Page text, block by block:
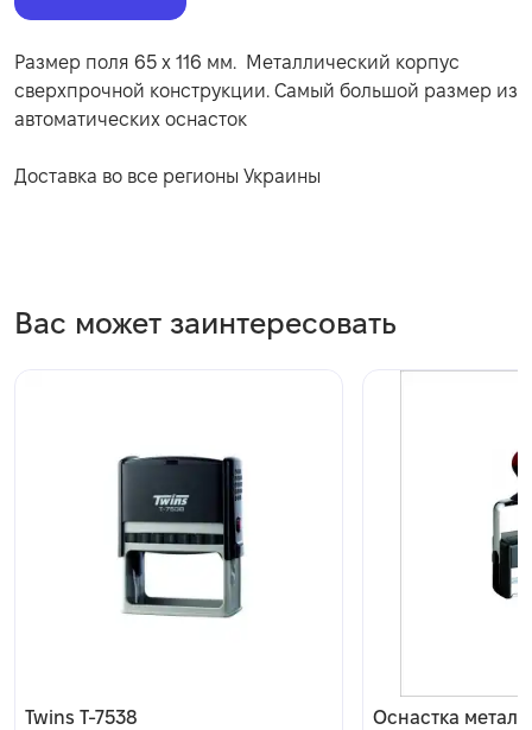
Размер поля 65 х 116 мм. Металлический корпус
сверхпрочной конструкции. Самый большой размер из
автоматических оснасток
Доставка во все регионы Украины
Вас может заинтересовать
Twins T-7538
Оснастка